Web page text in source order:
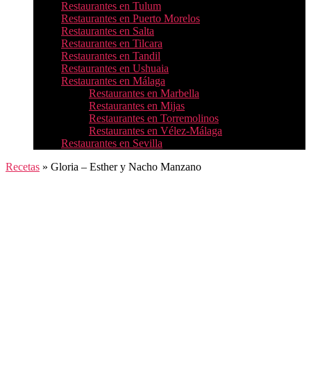
Restaurantes en Tulum
Restaurantes en Puerto Morelos
Restaurantes en Salta
Restaurantes en Tilcara
Restaurantes en Tandil
Restaurantes en Ushuaia
Restaurantes en Málaga
Restaurantes en Marbella
Restaurantes en Mijas
Restaurantes en Torremolinos
Restaurantes en Vélez-Málaga
Restaurantes en Sevilla
Recetas » Gloria – Esther y Nacho Manzano